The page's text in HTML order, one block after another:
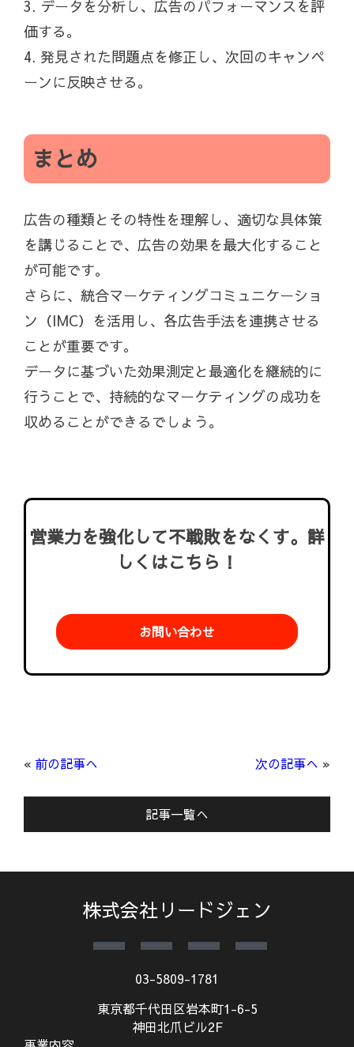
3. データを分析し、広告のパフォーマンスを評
価する。
4. 発見された問題点を修正し、次回のキャンペ
ーンに反映させる。
まとめ
広告の種類とその特性を理解し、適切な具体策
を講じることで、広告の効果を最大化すること
が可能です。
さらに、統合マーケティングコミュニケーショ
ン（IMC）を活用し、各広告手法を連携させる
ことが重要です。
データに基づいた効果測定と最適化を継続的に
行うことで、持続的なマーケティングの成功を
収めることができるでしょう。
営業力を強化して不戦敗をなくす。詳
しくはこちら！
お問い合わせ
« 前の記事へ 次の記事へ »
記事一覧へ
株式会社リードジェン
03-5809-1781
東京都千代田区岩本町1-6-5
神田北爪ビル2F